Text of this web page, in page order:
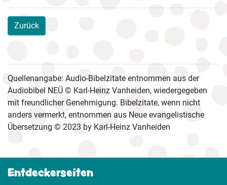
Zurück
Quellenangabe: Audio-Bibelzitate entnommen aus der
Audiobibel NEÜ © Karl-Heinz Vanheiden, wiedergegeben
mit freundlicher Genehmigung. Bibelzitate, wenn nicht
anders vermerkt, entnommen aus Neue evangelistische
Übersetzung © 2023 by Karl-Heinz Vanheiden
Entdeckerseiten